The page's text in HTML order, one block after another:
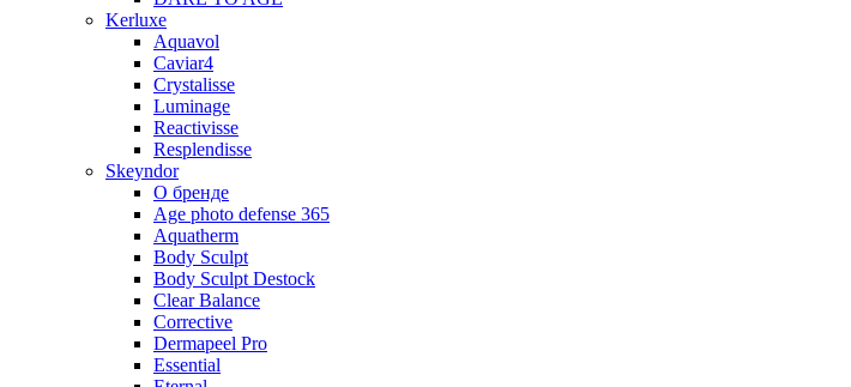
Kerluxe
Aquavol
Caviar4
Crystalisse
Luminage
Reactivisse
Resplendisse
Skeyndor
О бренде
Age photo defense 365
Aquatherm
Body Sculpt
Body Sculpt Destock
Clear Balance
Corrective
Dermapeel Pro
Essential